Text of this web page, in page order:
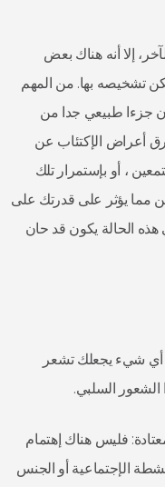
إلا أنه هناك بعض
تشخيصه بها. من المهم
جزءا طبيعي جدا من
أعراض الإكتئاب عن
، أو بإستمرار تلك
مما يؤثر على قدرتك على
هذه الحالة يكون قد حان
أي شيء يجعلك تشعر
السلبي.
فليس هناك إهتمام
الإجتماعية أو الجنس